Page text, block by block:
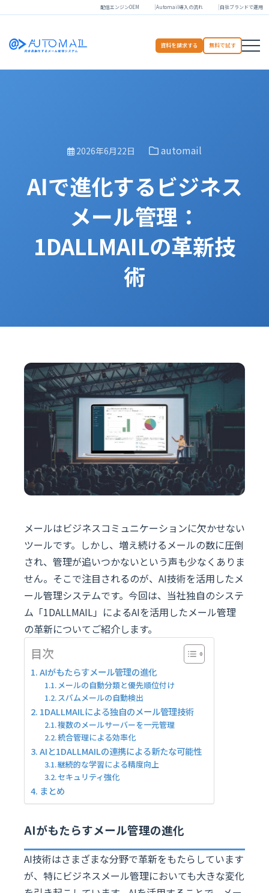
配信エンジンOEM Automail導入の流れ 自社ブランドで運用
資料を請求する 無料で試す
2026年6月22日 automail
AIで進化するビジネス
メール管理：
1DALLMAILの革新技
術
メールはビジネスコミュニケーションに欠かせない
ツールです。しかし、増え続けるメールの数に圧倒
され、管理が追いつかないという声も少なくありま
せん。そこで注目されるのが、AI技術を活用したメ
ール管理システムです。今回は、当社独自のシステ
ム「1DALLMAIL」によるAIを活用したメール管理
の革新についてご紹介します。
目次
AIがもたらすメール管理の進化
メールの自動分類と優先順位付け
スパムメールの自動検出
1DALLMAILによる独自のメール管理技術
複数のメールサーバーを一元管理
統合管理による効率化
AIと1DALLMAILの連携による新たな可能性
継続的な学習による精度向上
セキュリティ強化
まとめ
AIがもたらすメール管理の進化
AI技術はさまざまな分野で革新をもたらしています
が、特にビジネスメール管理においても大きな変化